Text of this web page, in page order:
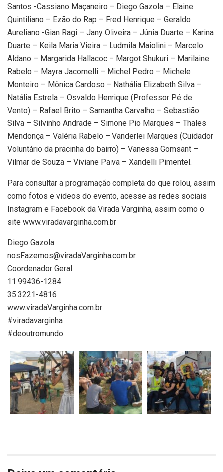
Santos -Cassiano Maçaneiro – Diego Gazola – Elaine
Quintiliano – Ezão do Rap – Fred Henrique – Geraldo
Aureliano -Gian Ragi – Jany Oliveira – Júnia Duarte – Karina
Duarte – Keila Maria Vieira – Ludmila Maiolini – Marcelo
Aldano – Margarida Hallacoc – Margot Shukuri – Marilaine
Rabelo – Mayra Jacomelli – Michel Pedro – Michele
Monteiro – Mônica Cardoso – Nathália Elizabeth Silva –
Natália Estrela – Osvaldo Henrique (Professor Pé de
Vento) – Rafael Brito – Samantha Carvalho – Sebastião
Silva – Silvinho Andrade – Simone Pio Marques – Thales
Mendonça – Valéria Rabelo – Vanderlei Marques (Cuidador
Voluntário da pracinha do bairro) – Vanessa Gomsant –
Vilmar de Souza – Viviane Paiva – Xandelli Pimentel.
Para consultar a programação completa do que rolou, assim
como fotos e videos do evento, acesse as redes sociais
Instagram e Facebook da Virada Varginha, assim como o
site www.viradavarginha.com.br
Diego Gazola
nosFazemos@viradaVarginha.com.br
Coordenador Geral
11.99436-1284
35.3221-4816
www.viradaVarginha.com.br
#viradavarginha
#deoutromundo